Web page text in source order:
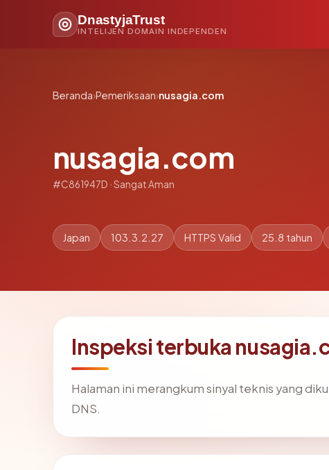
DnastyjaTrust
INTELIJEN DOMAIN INDEPENDEN
Beranda›Pemeriksaan›nusagia.com
nusagia.com
#C861947D · Sangat Aman
Japan 103.3.2.27 HTTPS Valid 25.8 tahun
Inspeksi terbuka
Halaman ini merangkum sinyal teknis yang
DNS.